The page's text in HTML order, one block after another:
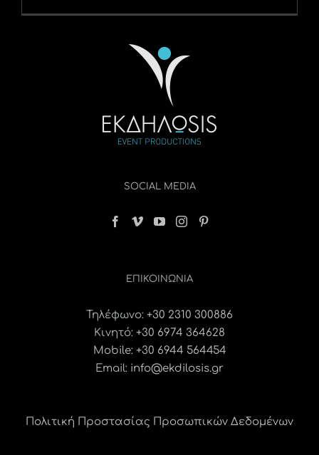
SOCIAL MEDIA
ΕΠΙΚΟΙΝΩΝΊΑ
Τηλέφωνο: +30 2310 300886
Κινητό: +30 6974 364628
Mobile: +30 6944 564454
Email: info@ekdilosis.gr
Πολιτική Προστασίας Προσωπικών Δεδομένων